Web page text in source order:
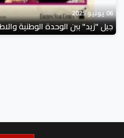
06 يونيو 2025
جيل "زيد" ببن الوحدة الوطنية